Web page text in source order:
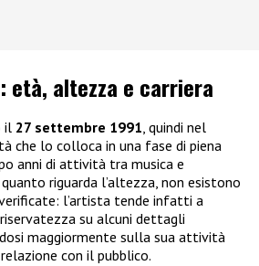
età, altezza e carriera
il 27 settembre 1991, quindi nel
che lo colloca in una fase di piena
anni di attività tra musica e
riguarda l’altezza, non esistono
l’artista tende infatti a
su alcuni dettagli
maggiormente sulla sua attività
con il pubblico.